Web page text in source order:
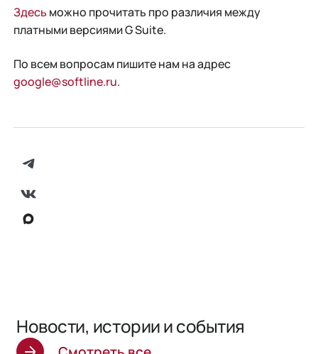
Здесь можно прочитать про различия между
платными версиями G Suite.
По всем вопросам пишите нам на адрес
google@softline.ru.
Новости, истории и события